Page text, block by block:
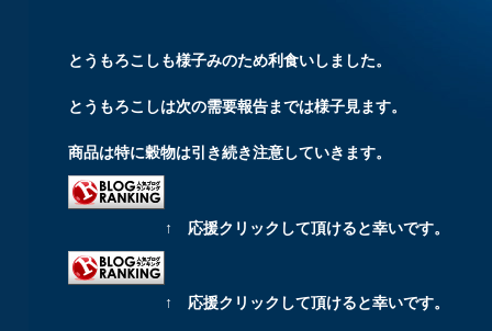
とうもろこしも様子みのため利食いしました。
とうもろこしは次の需要報告までは様子見ます。
商品は特に穀物は引き続き注意していきます。
↑ 応援クリックして頂けると幸いです。
↑ 応援クリックして頂けると幸いです。